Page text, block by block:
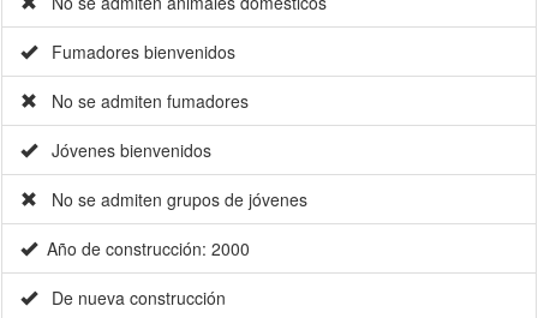
Fumadores bienvenidos
No se admiten fumadores
Jóvenes bienvenidos
No se admiten grupos de jóvenes
Año de construcción: 2000
De nueva construcción